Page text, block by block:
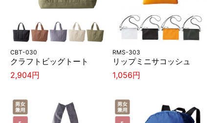
CBT-030
クラフトビッグトート
2,904円
RMS-303
リップミニサコッシュ
1,056円